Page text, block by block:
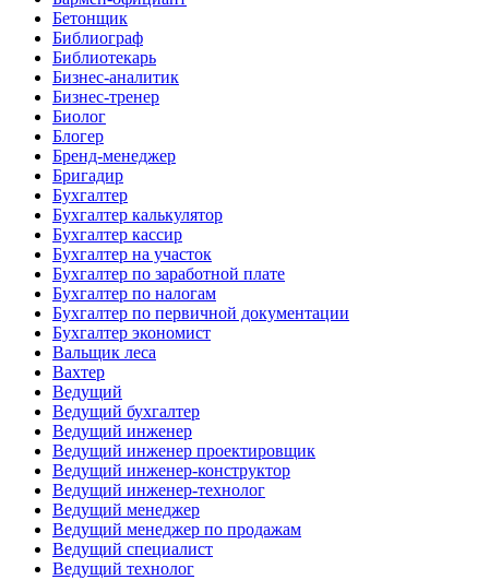
Бетонщик
Библиограф
Библиотекарь
Бизнес-аналитик
Бизнес-тренер
Биолог
Блогер
Бренд-менеджер
Бригадир
Бухгалтер
Бухгалтер калькулятор
Бухгалтер кассир
Бухгалтер на участок
Бухгалтер по заработной плате
Бухгалтер по налогам
Бухгалтер по первичной документации
Бухгалтер экономист
Вальщик леса
Вахтер
Ведущий
Ведущий бухгалтер
Ведущий инженер
Ведущий инженер проектировщик
Ведущий инженер-конструктор
Ведущий инженер-технолог
Ведущий менеджер
Ведущий менеджер по продажам
Ведущий специалист
Ведущий технолог